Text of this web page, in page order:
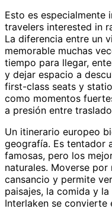
Esto es especialmente
travelers interested in
La diferencia entre un
memorable muchas
tiempo para llegar,
y dejar espacio a
first-class seats y
como momentos
a presión entre
Un itinerario europeo
geografía. Es tentador
famosas, pero los
naturales. Moverse
cansancio y permite
paisajes, la comida y
Interlaken se convierte